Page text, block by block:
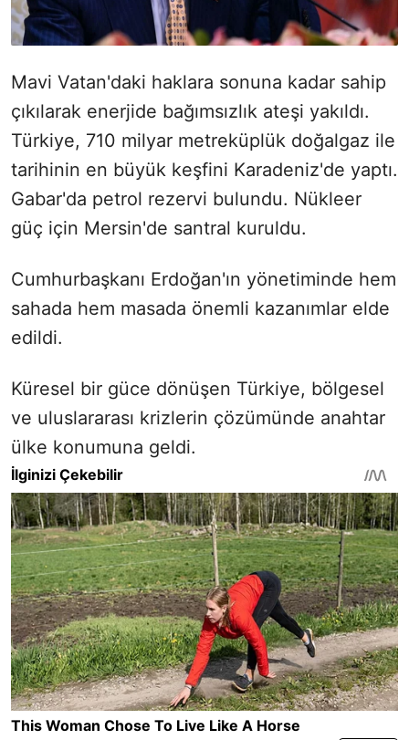
Mavi Vatan'daki haklara sonuna kadar sahip
çıkılarak enerjide bağımsızlık ateşi yakıldı.
Türkiye, 710 milyar metreküplük doğalgaz ile
tarihinin en büyük keşfini Karadeniz'de yaptı.
Gabar'da petrol rezervi bulundu. Nükleer
güç için Mersin'de santral kuruldu.
Cumhurbaşkanı Erdoğan'ın yönetiminde hem
sahada hem masada önemli kazanımlar elde
edildi.
Küresel bir güce dönüşen Türkiye, bölgesel
ve uluslararası krizlerin çözümünde anahtar
ülke konumuna geldi.